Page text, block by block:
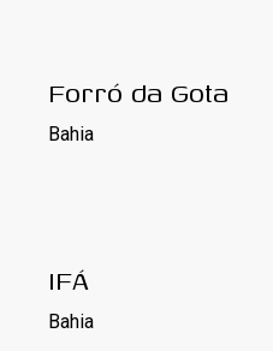
Forró da Gota
Bahia
IFÁ
Bahia